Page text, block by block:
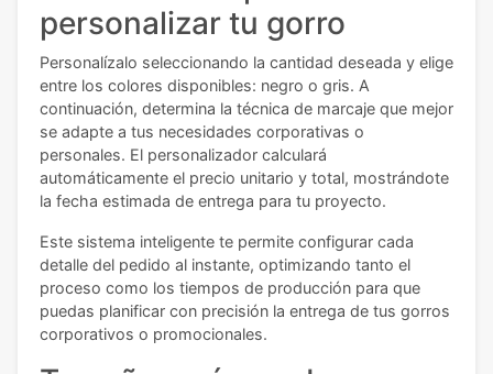
personalizar tu gorro
Personalízalo seleccionando la cantidad deseada y elige
entre los colores disponibles: negro o gris. A
continuación, determina la técnica de marcaje que mejor
se adapte a tus necesidades corporativas o
personales. El personalizador calculará
automáticamente el precio unitario y total, mostrándote
la fecha estimada de entrega para tu proyecto.
Este sistema inteligente te permite configurar cada
detalle del pedido al instante, optimizando tanto el
proceso como los tiempos de producción para que
puedas planificar con precisión la entrega de tus gorros
corporativos o promocionales.